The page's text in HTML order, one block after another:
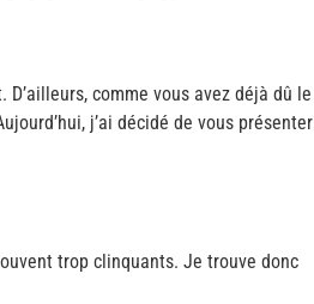
comme vous avez déjà dû le
j’ai décidé de vous présenter
trop clinquants. Je trouve donc